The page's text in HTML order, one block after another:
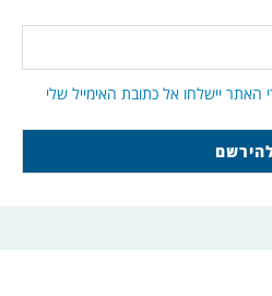
יישלחו אל כתובת האימייל שלי